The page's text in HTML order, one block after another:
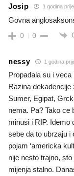
Josip 1 godina prije
Govna
0 0
nessy 1 godina
Propadala su i
Razina dekadencije
Sumer, Egipat,
nema. Pa? Tako ce
minusi i RIP. Idemo
sebe da to ubrzaju i
pojam ‘americka
nije nesto trajno,
mijenja stalno.